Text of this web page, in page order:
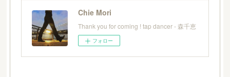
Chie Mori
Thank you for coming ! tap dancer - 森千恵
フォロー